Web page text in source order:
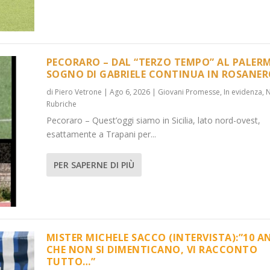
...
News,Rubriche
ANNI C...
Media
PECORARO – DAL “TERZO TEMPO” AL
SOGNO DI GABRIELE CONTINUA IN
di Piero Vetrone | Ago 6, 2026| Giovani Promesse, In evidenza,
Rubriche
Pecoraro – Quest’oggi siamo in Sicilia, lato nord-ovest,
esattamente a Trapani per...
PER SAPERNE DI PIÙ
MISTER MICHELE SACCO (INTERVISTA):”10
CHE NON SI DIMENTICANO, VI RACCONTO
TUTTO…”